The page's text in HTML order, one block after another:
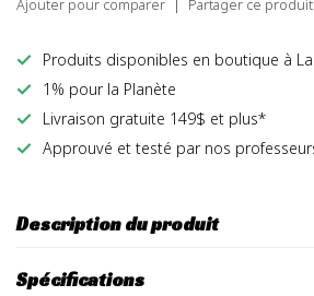
Ajouter pour comparer Partager ce produit
Produits disponibles en boutique à
1% pour la Planète
Livraison gratuite 149$ et plus*
Approuvé et testé par nos
Description du produit
Spécifications